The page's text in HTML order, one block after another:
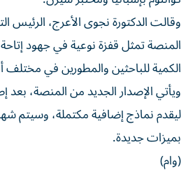
وقالت الدكتورة نجوى الأعرج، الرئيس
المنصة تمثل قفزة نوعية في جهود
الكمية للباحثين والمطورين في مختلف
ليقدم نماذج إضافية مكتملة، وسيتم
بميزات جديدة.
(وام)